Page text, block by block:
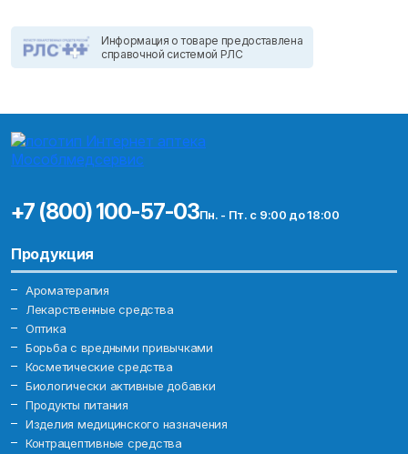
Информация о товаре предоставлена
справочной системой РЛС
+7 (800) 100-57-03Пн. - Пт. с 9:00 до 18:00
Продукция
Ароматерапия
Лекарственные средства
Оптика
Борьба с вредными привычками
Косметические средства
Биологически активные добавки
Продукты питания
Изделия медицинского назначения
Контрацептивные средства